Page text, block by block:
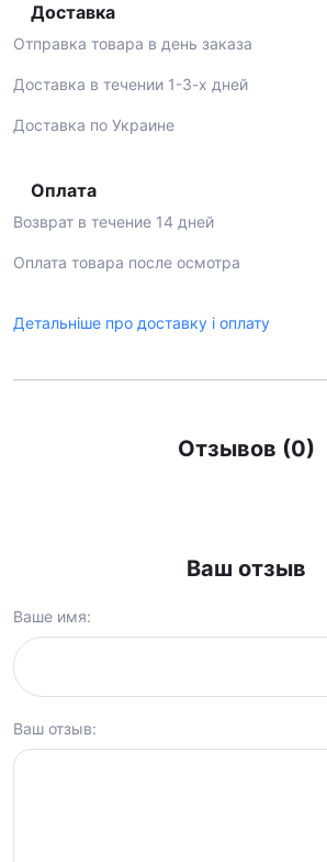
Доставка
Отправка товара в день заказа
Доставка в течении 1-3-х дней
Доставка по Украине
Оплата
Возврат в течение 14 дней
Оплата товара после осмотра
Детальніше про доставку і оплату
Отзывов (0)
Ваш отзыв
Ваше имя:
Ваш отзыв: